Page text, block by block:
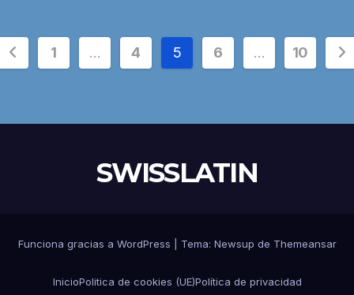
1 … 4 5 6 … 10
SWISSLATIN
Funciona gracias a WordPress Tema: Newsup de Themeansar
InicioPolitica de cookies (UE)Política de privacidad